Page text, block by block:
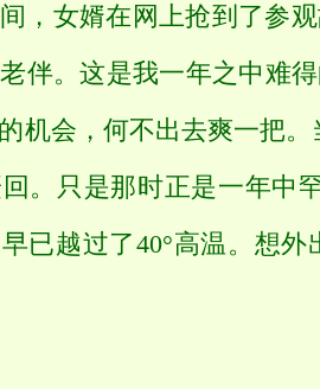
女婿在网上抢到了参观
伴。这是我一年之中难
机会，何不出去爽一把
。只是那时正是一年中
已越过了40°高温。想